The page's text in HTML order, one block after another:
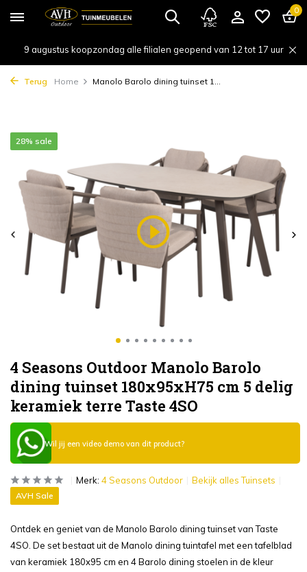
0
9 augustus koopzondag alle filialen geopend van 12 tot 17 uur
Terug Home Manolo Barolo dining tuinset 1...
4 Seasons Outdoor Manolo Barolo
dining tuinset 180x95xH75 cm 5 delig
keramiek terre Taste 4SO
28% sale
Wil jij een video demo van dit product?
Merk: 4 Seasons Outdoor Bekijk alles Tuinsets
AVH Sale
Ontdek en geniet van de Manolo Barolo dining tuinset van Taste
4SO. De set bestaat uit de Manolo dining tuintafel met een tafelblad
van keramiek 180x95 cm en 4 Barolo dining stoelen in de kleur